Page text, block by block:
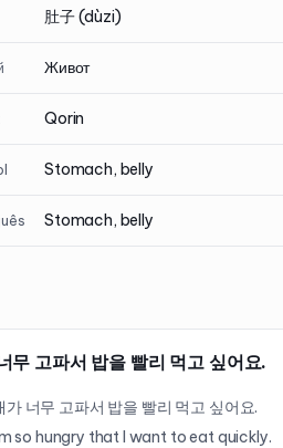
肚子 (dùzi)
Живот
Qorin
Stomach, belly
Stomach, belly
무 고파서 밥을 빨리 먹고 싶어요.
가 너무 고파서 밥을 빨리 먹고 싶어요.
so hungry that I want to eat quickly.